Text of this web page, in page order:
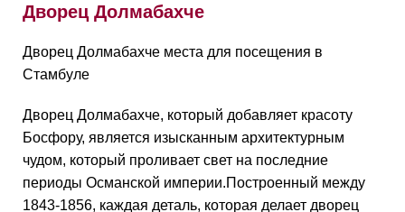
Дворец Долмабахче
Дворец Долмабахче места для посещения в
Стамбуле
Дворец Долмабахче, который добавляет красоту
Босфору, является изысканным архитектурным
чудом, который проливает свет на последние
периоды Османской империи.Построенный между
1843-1856, каждая деталь, которая делает дворец